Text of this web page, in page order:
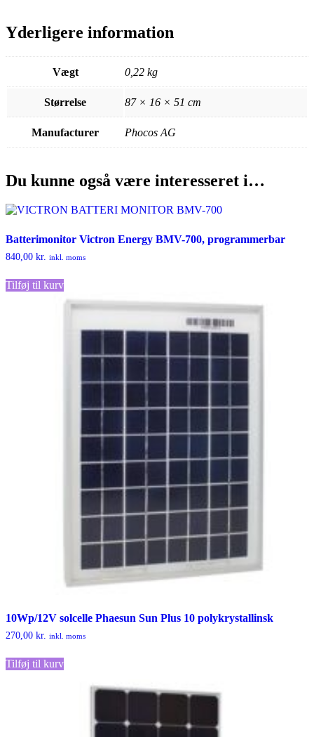
Yderligere information
Vægt 0,22 kg
Størrelse 87 × 16 × 51 cm
Manufacturer Phocos AG
Du kunne også være interesseret i…
Batterimonitor Victron Energy BMV-700, programmerbar
840,00 kr. inkl. moms
Tilføj til kurv
10Wp/12V solcelle Phaesun Sun Plus 10 polykrystallinsk
270,00 kr. inkl. moms
Tilføj til kurv